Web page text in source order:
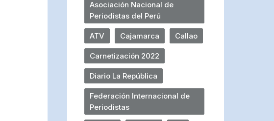
Asociación Nacional de
Periodistas del Perú
ATV Cajamarca Callao
Carnetización 2022
Diario La República
Federación Internacional de
Periodistas